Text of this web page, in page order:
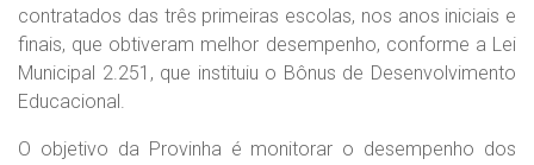
contratados das três primeiras escolas, nos anos iniciais e
finais, que obtiveram melhor desempenho, conforme a Lei
Municipal 2.251, que instituiu o Bônus de Desenvolvimento
Educacional.
O objetivo da Provinha é monitorar o desempenho dos